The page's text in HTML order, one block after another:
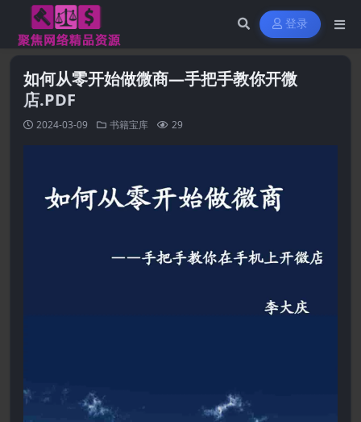
登录
如何从零开始做微商—手把手教你开微
店.PDF
2024-03-09 书籍宝库 29